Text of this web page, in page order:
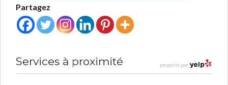
Partagez
propulsé par
Services à proximité